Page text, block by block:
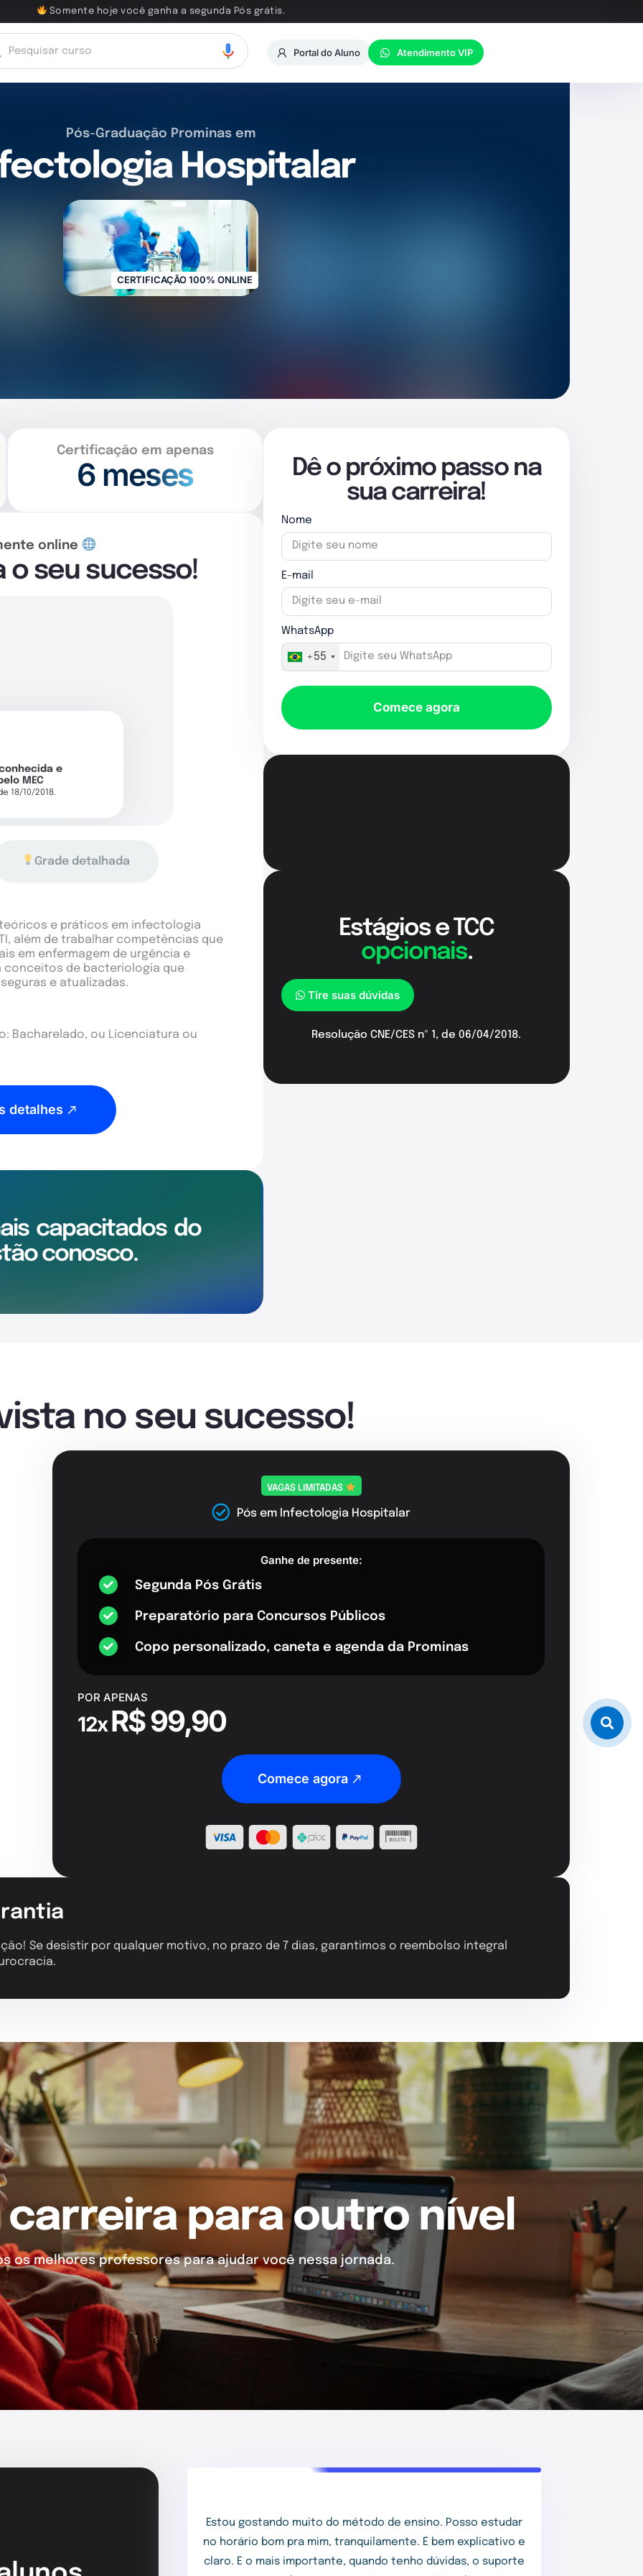
Somente hoje você ganha a segunda Pós grátis.
Portal do Aluno Atendimento VIP
Pós-Graduação Prominas em
Hospitalar
CERTIFICAÇÃO 100% ONLINE
Certificação em apenas
6 meses
online
seu sucesso!
e
MEC
18/10/2018.
Grade detalhada
e práticos em infectologia
além de trabalhar competências que
em enfermagem de urgência e
conceitos de bacteriologia que
e atualizadas.
Bacharelado, ou Licenciatura ou
detalhes
capacitados do
conosco.
Dê o próximo passo na
sua carreira!
Nome
E-mail
WhatsApp
+55
Comece agora
Estágios e TCC
opcionais.
Tire suas dúvidas
Resolução CNE/CES nº 1, de 06/04/2018.
no seu sucesso!
VAGAS LIMITADAS
Pós em Infectologia Hospitalar
Ganhe de presente:
Segunda Pós Grátis
Preparatório para Concursos Públicos
Copo personalizado, caneta e agenda da Prominas
POR APENAS
12xR$ 99,90
Comece agora
Se desistir por qualquer motivo, no prazo de 7 dias, garantimos o reembolso integral
carreira para outro nível
os melhores professores para ajudar você nessa jornada.
Estou gostando muito do método de ensino. Posso estudar
no horário bom pra mim, tranquilamente. É bem explicativo e
claro. E o mais importante, quando tenho dúvidas, o suporte